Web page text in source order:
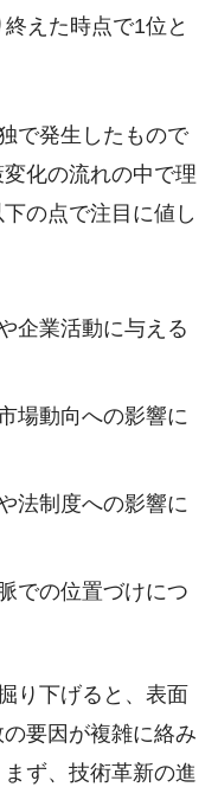
えた時点で1位と
で発生したもので
化の流れの中で理
の点で注目に値し
企業活動に与える
場動向への影響に
法制度への影響に
での位置づけにつ
り下げると、表面
要因が複雑に絡み
ず、技術革新の進